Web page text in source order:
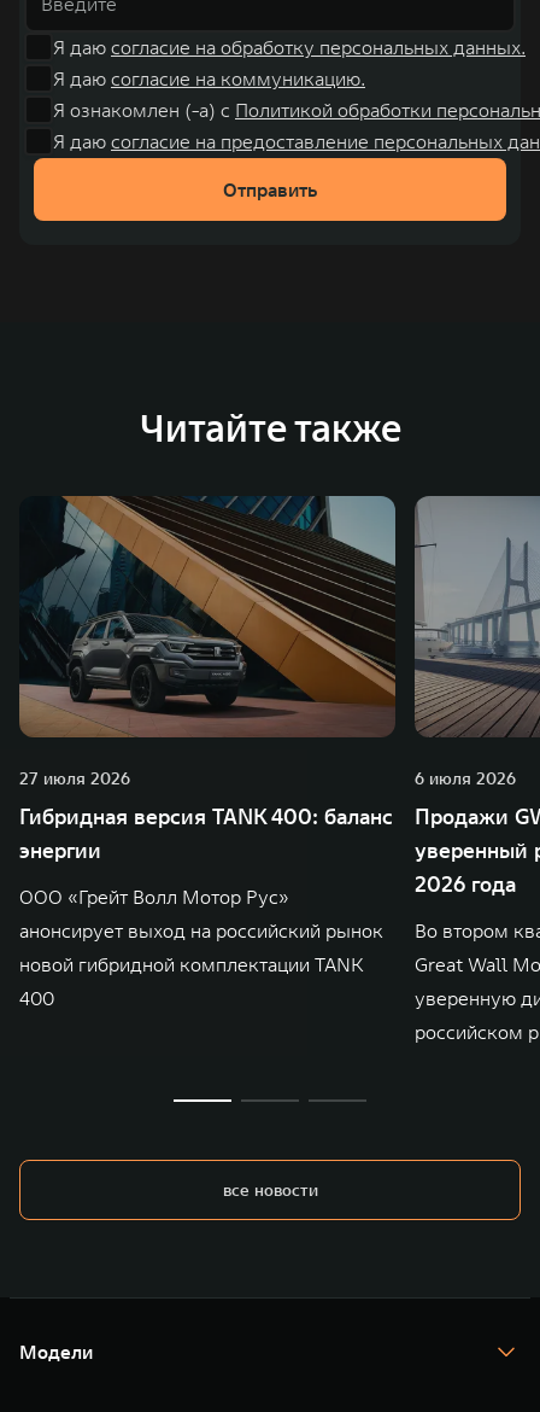
Я даю согласие на обработку персональных данных.
Я даю согласие на коммуникацию.
Я ознакомлен (-а) с Политикой обработки
Я даю согласие на предоставление персональных
Отправить
Читайте также
27 июля 2026
Гибридная версия TANK 400: баланс
энергии
ООО «Грейт Волл Мотор Рус»
анонсирует выход на российский рынок
новой гибридной комплектации TANK
400
6 июля 2026
Продажи
уверенный
2026 года
Во втором
Great Wall
уверенную
российском
все новости
Модели